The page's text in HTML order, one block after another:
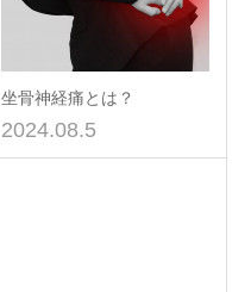
坐骨神経痛とは？
2024.08.5